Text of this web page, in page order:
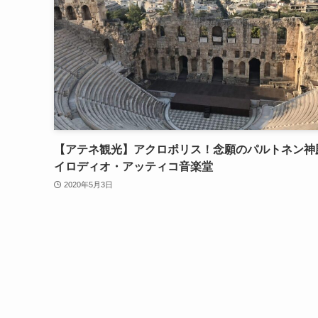
【アテネ観光】アクロポリス！念願のパルトネン神
イロディオ・アッティコ音楽堂
2020年5月3日